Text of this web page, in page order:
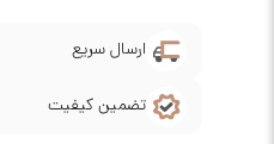
ارسال سریع
تضمین کیفیت